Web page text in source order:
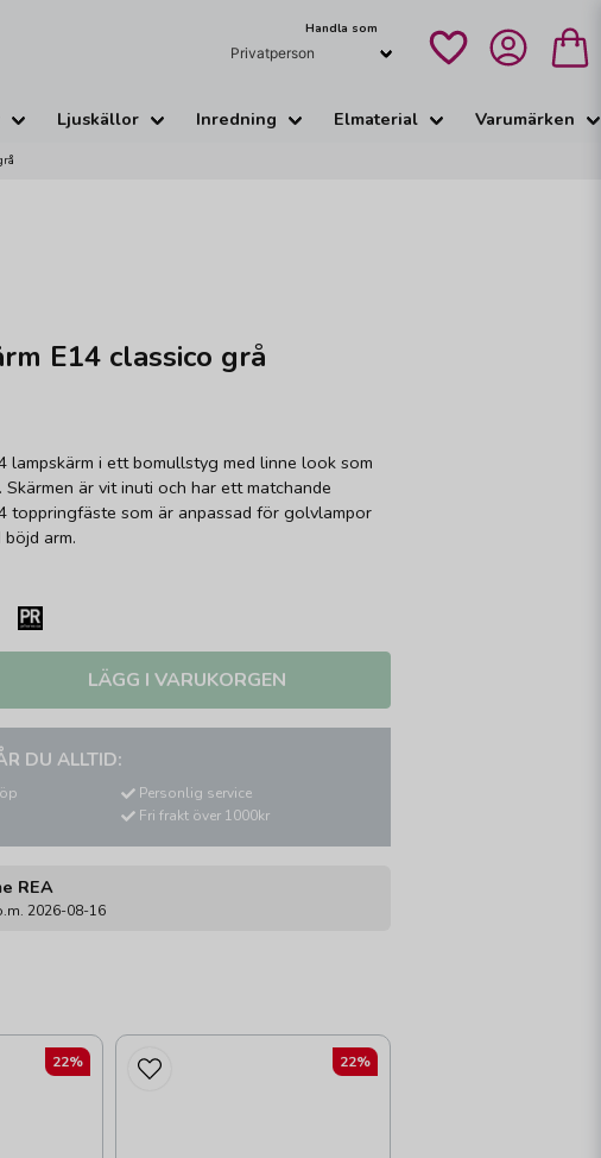
Handla som
Ljuskällor Inredning Elmaterial Varumärken
E14 classico grå
lampskärm i ett bomullstyg med linne look som
är vit inuti och har ett matchande
toppringfäste som är anpassad för golvlampor
arm.
LÄGG I VARUKORGEN
DU ALLTID:
Personlig service
Fri frakt över 1000kr
REA
2026-08-16
22% 22%